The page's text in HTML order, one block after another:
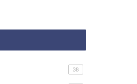
38